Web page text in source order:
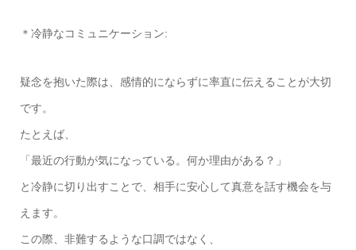
＊冷静なコミュニケーション:
疑念を抱いた際は、感情的にならずに率直に伝えることが大切
です。
たとえば、
「最近の行動が気になっている。何か理由がある？」
と冷静に切り出すことで、相手に安心して真意を話す機会を与
えます。
この際、非難するような口調ではなく、